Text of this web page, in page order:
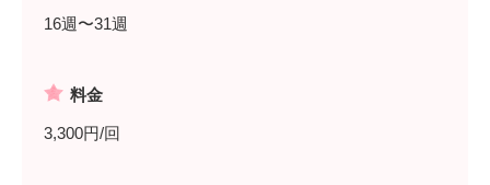
16週〜31週
料金
3,300円/回